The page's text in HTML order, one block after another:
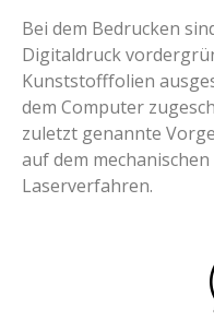
Bei dem Bedrucken
Digitaldruck
Kunststofffolien
dem Computer
zuletzt genannte
auf dem
Laserverfahren.